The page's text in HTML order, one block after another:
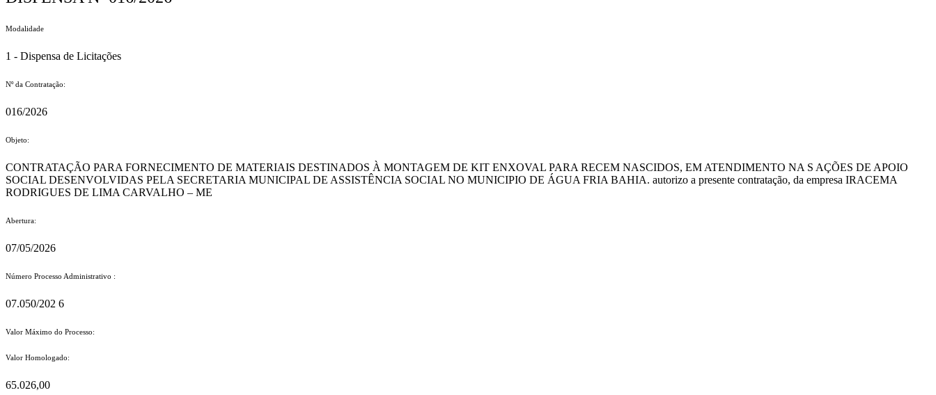
Modalidade
1 - Dispensa de Licitações
Nº da Contratação:
016/2026
Objeto:
CONTRATAÇÃO PARA FORNECIMENTO DE MATERIAIS DESTINADOS À MONTAGEM DE KIT ENXOVAL PARA RECEM NASCIDOS, EM ATENDIMENTO NA S AÇÕES DE APOIO
SOCIAL DESENVOLVIDAS PELA SECRETARIA MUNICIPAL DE ASSISTÊNCIA SOCIAL NO MUNICIPIO DE ÁGUA FRIA BAHIA. autorizo a presente contratação, da empresa IRACEMA
RODRIGUES DE LIMA CARVALHO – ME
Abertura:
07/05/2026
Número Processo Administrativo :
07.050/202 6
Valor Máximo do Processo: ​
Valor Homologado: ​
65.026,00